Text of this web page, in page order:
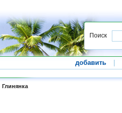
Поиск
добавить
Глинянка